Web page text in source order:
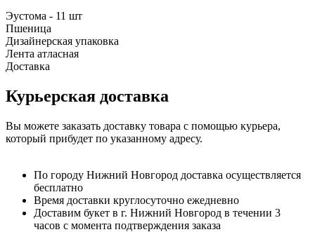
Эустома - 11 шт
Пшеница
Дизайнерская упаковка
Лента атласная
Доставка
Курьерская доставка
Вы можете заказать доставку товара с помощью курьера,
который прибудет по указанному адресу.
По городу Нижний Новгород доставка осуществляется
бесплатно
Время доставки круглосуточно ежедневно
Доставим букет в г. Нижний Новгород в течении 3
часов с момента подтверждения заказа